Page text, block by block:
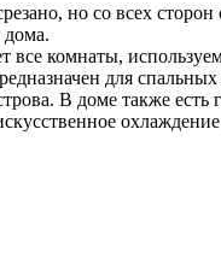
но со всех
дома.
комнаты,
для
В доме также есть